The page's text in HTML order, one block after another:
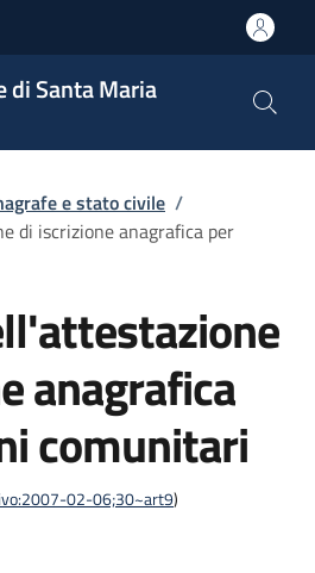
di Santa Maria
e stato civile /
di iscrizione anagrafica per
anagrafica
comunitari
02-06;30~art9)